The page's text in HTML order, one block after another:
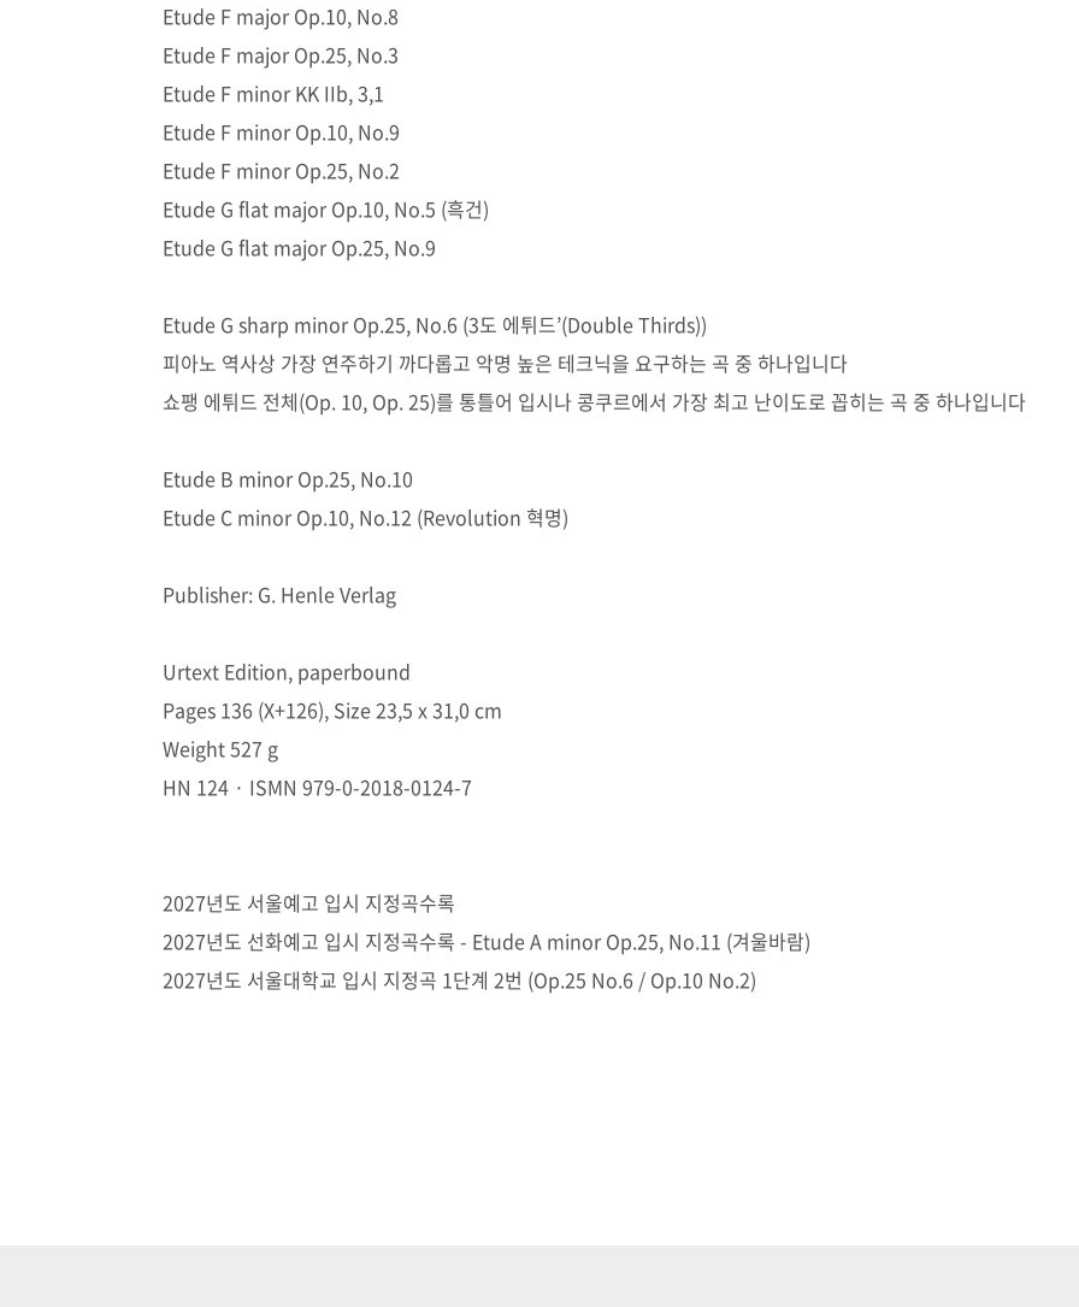
Etude F major Op.10, No.8
Etude F major Op.25, No.3
Etude F minor KK IIb, 3,1
Etude F minor Op.10, No.9
Etude F minor Op.25, No.2
Etude G flat major Op.10, No.5 (흑건)
Etude G flat major Op.25, No.9
Etude G sharp minor Op.25, No.6 (3도 에튀드’(Double Thirds))
피아노 역사상 가장 연주하기 까다롭고 악명 높은 테크닉을 요구하는 곡 중 하나입니다
쇼팽 에튀드 전체(Op. 10, Op. 25)를 통틀어 입시나 콩쿠르에서 가장 최고 난이도로 꼽히는 곡 중 하나입니다
Etude B minor Op.25, No.10
Etude C minor Op.10, No.12 (Revolution 혁명)
Publisher: G. Henle Verlag
Urtext Edition, paperbound
Pages 136 (X+126), Size 23,5 x 31,0 cm
Weight 527 g
HN 124 · ISMN 979-0-2018-0124-7
2027년도 서울예고 입시 지정곡수록
2027년도 선화예고 입시 지정곡수록 - Etude A minor Op.25, No.11 (겨울바람)
2027년도 서울대학교 입시 지정곡 1단계 2번 (Op.25 No.6 / Op.10 No.2)